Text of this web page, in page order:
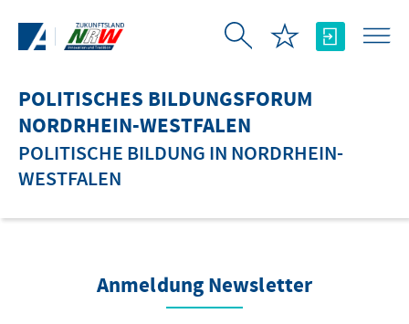
POLITISCHES BILDUNGSFORUM
NORDRHEIN-WESTFALEN
POLITISCHE BILDUNG IN NORDRHEIN-
WESTFALEN
Anmeldung Newsletter